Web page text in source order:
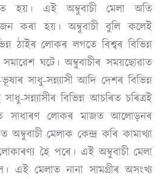
হয়। এই অম্বুবাচী মেলা অতি
কৰা হয়। অম্বুবাচী বুলি কলেই
ঠাইৰ লোকৰ লগতে বিশ্বৰ বিভিন্ন
সমাৱেশ ঘটে। অম্বুবাচীৰ সময়ছোৱাত
ভূষাৰ সাধু-সন্ন্যাসী আদি দেশৰ বিভিন্ন
সন্ন্যাসীৰ বিভিন্ন আচৰিত চৰিত্ৰই
সাধাৰণ লোকৰ মাজত আলোড়নৰ
মেলাক কেন্দ্ৰ কৰি কামাখ্যা
হৈ পৰে। এই অম্বুবাচী মেলা
এই মেলাত নানা সামগ্ৰীৰ অসংখ্য